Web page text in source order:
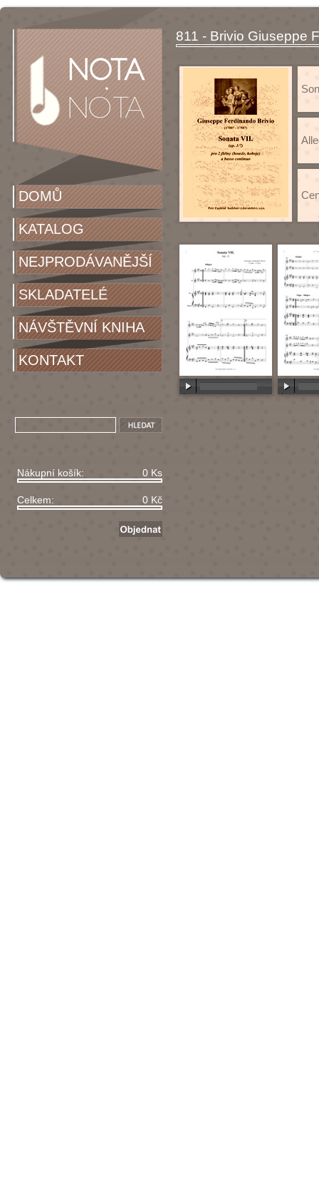
DOMŮ
KATALOG
NEJPRODÁVANĚJŠÍ
SKLADATELÉ
NÁVŠTĚVNÍ KNIHA
KONTAKT
Nákupní košík: 0 Ks
Celkem: 0 Kč
811 - Brivio Giuseppe